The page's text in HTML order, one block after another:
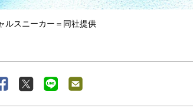
ルスニーカー＝同社提供